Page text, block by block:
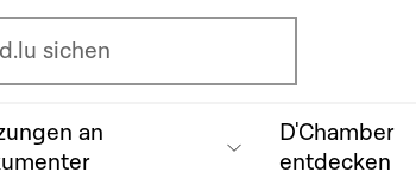
recherche
sichen
an
D'Chamber
entdecken